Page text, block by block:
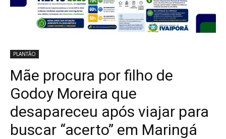
PLANTÃO
Mãe procura por filho de
Godoy Moreira que
desapareceu após viajar para
buscar “acerto” em Maringá